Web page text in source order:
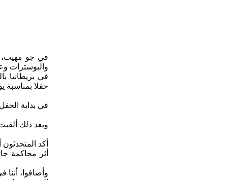
في جو مهيب،
والبوسترات
في بريطانيا
في بداية
وبعد ذلك
أثر محاكمة
وأضافوا،